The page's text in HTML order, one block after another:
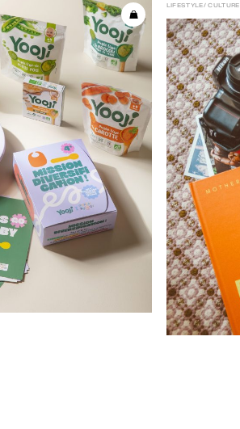
CULTURE
LIFESTYLE